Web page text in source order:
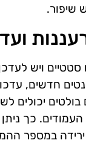
שיפור.
סטטיים ויש
חדשים,
יכולים
כך
במספר